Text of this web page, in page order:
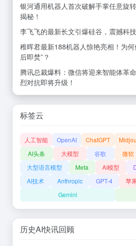
银河通用机器人首次破解手掌任意旋
揭秘！
李飞飞的最新长文引爆硅谷，震撼科
稚晖君最新188机器人惊艳亮相！为
后即焚”？
腾讯总裁爆料：微信将迎来智能体革
烈对抗即将升级！
标签云
人工智能 OpenAI ChatGPT
AI头条
大模型 谷歌 微软
大型语言模型
Meta AI模型
AI技术
Anthropic GPT-4 苹
Gemini
历史AI快讯回顾